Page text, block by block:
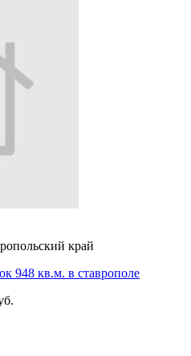
край
948 кв.м. в ставрополе